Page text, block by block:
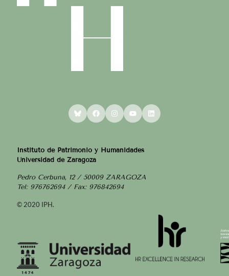
BlueskyFacebookInstagram
YouTubeLinkedIn
Instituto de Patrimonio y Humanidades
Universidad de Zaragoza
Pedro Cerbuna, 12 / 50009 ZARAGOZA
Tel: 976762694 / Fax: 976842694
© 2020 IPH.